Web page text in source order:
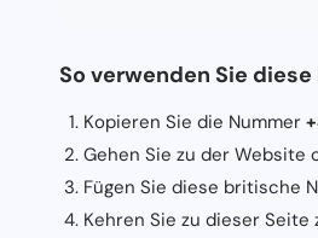
So verwenden Sie
Kopieren Sie die Nummer
Gehen Sie zu der Website
Fügen Sie diese britische
Kehren Sie zu dieser